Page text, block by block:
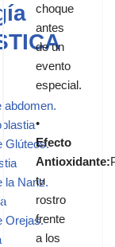
abdomen.
Glúteos.
la Nariz.
Orejas.
choque
antes
de un
evento
especial.
•
Efecto
Antioxidante:
tu
rostro
frente
a los